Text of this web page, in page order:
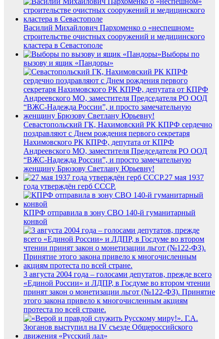
Василий Михайлович Пархоменко о «неспешном»
строительстве очистных сооружений и медицинского
кластера в Севастополе
Выборы по
вызову и ящик «Пандоры»
Севастопольский ГК, Нахимовский РК КПРФ сердечно
поздравляют с Днем рождения первого секретаря
Нахимовского РК КПРФ, депутата от КПРФ
Андреевского МО, заместителя Председателя РО ООД
“ВЖС-Надежда России”, и просто замечательную
женщину Брюзову Светлану Юрьевну!
27 мая 1937
года утверждён герб СССР.
КПРФ отправила в зону СВО 140-й гуманитарный
конвой
3 августа 2004 года – голосами депутатов, прежде всего
«Единой России» и ЛДПР, в Госдуме во втором чтении
принят закон о монетизации льгот (№122-ФЗ). Принятие
этого закона привело к многочисленным акциям
протеста по всей стране.